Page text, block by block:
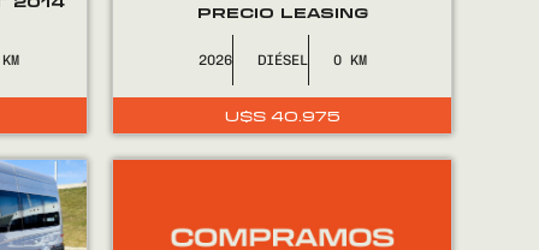
PRECIO LEASING
2026 DIÉSEL 0
U$S 40.975